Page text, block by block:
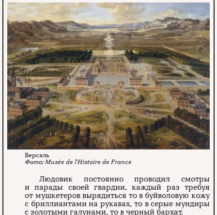
Версаль
Musée de l'Histoire de France
Людовик постоянно проводил смотры
и парады своей гвардии, каждый раз требуя
от мушкетеров вырядиться то в буйволовую кожу
с бриллиантами на рукавах, то в серые мундиры
с золотыми галунами, то в черный бархат.